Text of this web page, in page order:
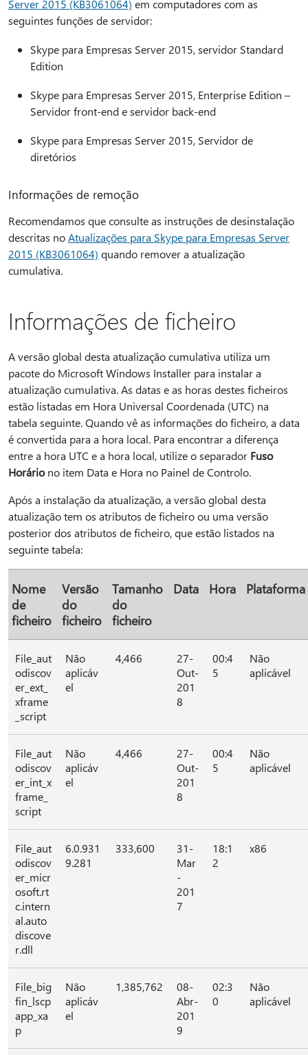
Server 2015 (KB3061064) em computadores com as
seguintes funções de servidor:
Skype para Empresas Server 2015, servidor Standard
Edition
Skype para Empresas Server 2015, Enterprise Edition –
Servidor front-end e servidor back-end
Skype para Empresas Server 2015, Servidor de
diretórios
Informações de remoção
Recomendamos que consulte as instruções de desinstalação
descritas noAtualizações para Skype para Empresas Server
2015 (KB3061064) quando remover a atualização
cumulativa.
Informações de ficheiro
A versão global desta atualização cumulativa utiliza um
pacote do Microsoft Windows Installer para instalar a
atualização cumulativa. As datas e as horas destes ficheiros
estão listadas em Hora Universal Coordenada (UTC) na
tabela seguinte. Quando vê as informações do ficheiro, a data
é convertida para a hora local. Para encontrar a diferença
entre a hora UTC e a hora local, utilize o separador Fuso
Horáriono item Data e Hora no Painel de Controlo.
Após a instalação da atualização, a versão global desta
atualização tem os atributos de ficheiro ou uma versão
posterior dos atributos de ficheiro, que estão listados na
seguinte tabela:
Nome
de
ficheiro
Versão
do
ficheiro
Tamanho
do
ficheiro
Data Hora Plataforma
File_aut
odiscov
er_ext_
xframe
_script
Não
aplicáv
el
4,466
27-
Out-
201
8
00:4
5
Não
aplicável
File_aut
odiscov
er_int_x
frame_
script
Não
aplicáv
el
4,466
27-
Out-
201
8
00:4
5
Não
aplicável
File_aut
odiscov
er_micr
osoft.rt
c.intern
al.auto
discove
r.dll
6.0.931
9.281
333,600
31-
Mar
-
201
7
18:1
2
x86
File_big
fin_lscp
app_xa
p
Não
aplicáv
el
1,385,762
08-
Abr-
201
9
02:3
0
Não
aplicável